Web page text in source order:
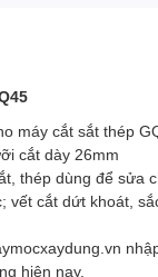
máy cắt sắt thép
cắt dày 26mm
thép dùng để
vết cắt dứt khoát,
hiện nay.